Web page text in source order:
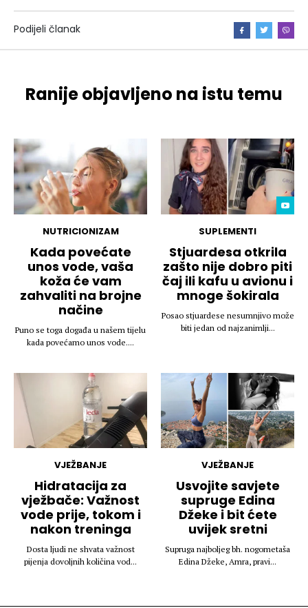
Podijeli članak
Ranije objavljeno na istu temu
NUTRICIONIZAM
Kada povećate
unos vode, vaša
koža će vam
zahvaliti na brojne
načine
Puno se toga događa u našem tijelu
kada povećamo unos vode....
SUPLEMENTI
Stjuardesa otkrila
zašto nije dobro piti
čaj ili kafu u avionu i
mnoge šokirala
Posao stjuardese nesumnjivo može
biti jedan od najzanimlji...
VJEŽBANJE
Hidratacija za
vježbače: Važnost
vode prije, tokom i
nakon treninga
Dosta ljudi ne shvata važnost
pijenja dovoljnih količina vod...
VJEŽBANJE
Usvojite savjete
supruge Edina
Džeke i bit ćete
uvijek sretni
Supruga najboljeg bh. nogometaša
Edina Džeke, Amra, pravi...